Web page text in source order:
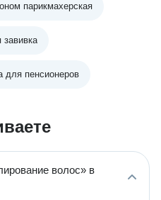
парикмахерская
завивка
для пенсионеров
волос» в